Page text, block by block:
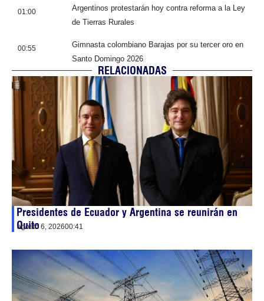
01:00
Argentinos protestarán hoy contra reforma a la Ley
de Tierras Rurales
00:55
Gimnasta colombiano Barajas por su tercer oro en
Santo Domingo 2026
RELACIONADAS
Presidentes de Ecuador y Argentina se reunirán en
Quito
agosto 6, 202600:41